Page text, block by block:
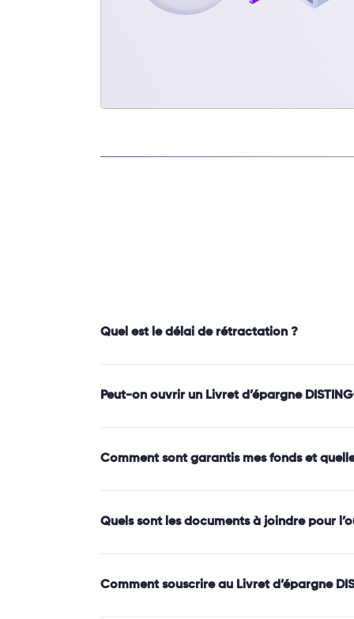
Quel est le délai de rétractation ?
Peut-on ouvrir un Livret d’épargne
Comment sont garantis mes fonds et
Quels sont les documents à joindre pour
Comment souscrire au Livret d’épargne